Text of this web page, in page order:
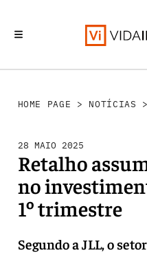
HOME PAGE > NOTÍCIAS
28 MAIO 2025
Retalho
no
1º trimestre
Segundo a JLL, o